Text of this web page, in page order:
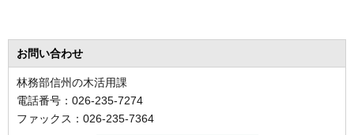
お問い合わせ
林務部信州の木活用課
電話番号：026-235-7274
ファックス：026-235-7364